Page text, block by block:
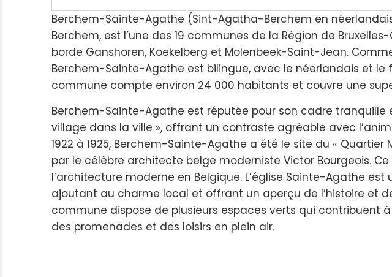
Berchem-Sainte-Agathe (Sint-Agatha-Berchem en
Berchem, est l’une des 19 communes de la Région de
borde Ganshoren, Koekelberg et Molenbeek-Saint-Jean.
Berchem-Sainte-Agathe est bilingue, avec le néerlandais et
commune compte environ 24 000 habitants et couvre une
Berchem-Sainte-Agathe est réputée pour son cadre tranquille
village dans la ville », offrant un contraste agréable avec
1922 à 1925, Berchem-Sainte-Agathe a été le site du « Quartier
par le célèbre architecte belge moderniste Victor Bourgeois.
l’architecture moderne en Belgique. L’église Sainte-Agathe
ajoutant au charme local et offrant un aperçu de l’histoire et
commune dispose de plusieurs espaces verts qui contribuent
des promenades et des loisirs en plein air.